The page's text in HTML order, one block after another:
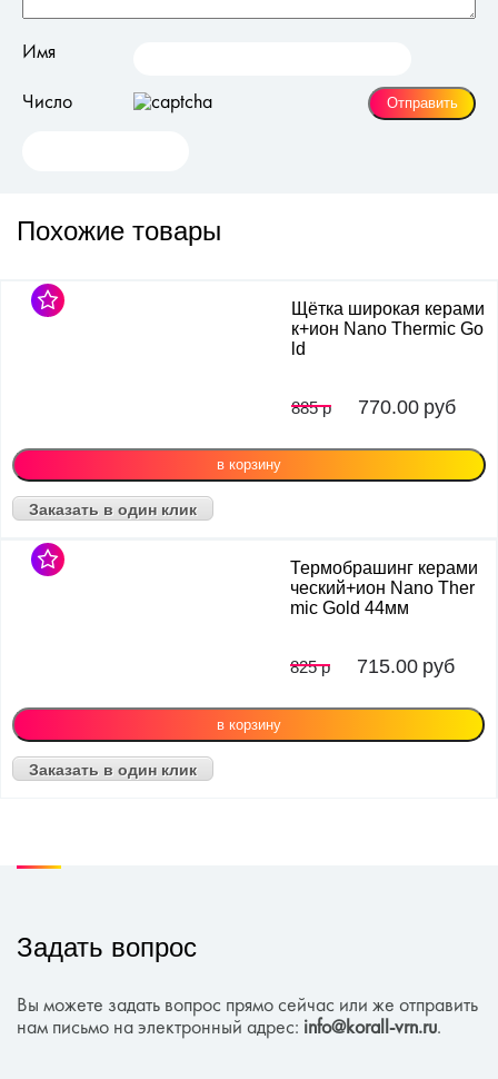
Имя
Число
Похожие товары
Щётка широкая керами
к+ион Nano Thermic Go
ld
885 р 770.00 руб
Заказать в один клик
Термобрашинг керами
ческий+ион Nano Ther
mic Gold 44мм
825 р 715.00 руб
Заказать в один клик
Задать вопрос
Вы можете задать вопрос прямо сейчас или же отправить
нам письмо на электронный адрес: info@korall-vrn.ru.